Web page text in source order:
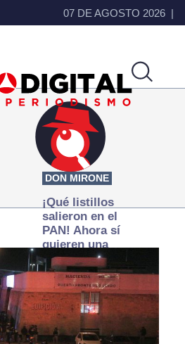
07 DE AGOSTO 2026
DON MIRONE
¡Qué listillos
salieron en el
PAN! Ahora sí
quieren una
Fiscalía
autónoma… y
transexenal